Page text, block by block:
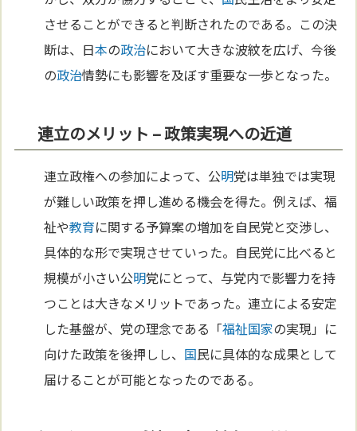
させることができると判断されたのである。この決
断は、日本の政治において大きな波紋を広げ、今後
の政治情勢にも影響を及ぼす重要な一歩となった。
連立のメリット – 政策実現への近道
連立政権への参加によって、公明党は単独では実現
が難しい政策を押し進める機会を得た。例えば、福
祉や教育に関する予算案の増加を自民党と交渉し、
具体的な形で実現させていった。自民党に比べると
規模が小さい公明党にとって、与党内で影響力を持
つことは大きなメリットであった。連立による安定
した基盤が、党の理念である「福祉国家の実現」に
向けた政策を後押しし、 国民に具体的な成果として
届けることが可能となったのである。